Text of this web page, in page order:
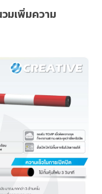
มเพิ่มความ